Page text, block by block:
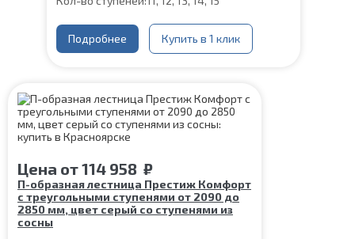
Глубина ступени:
300 мм
Материал каркаса:
Сталь
Материал ступеней:Сосна
Угол наклона:39°
Срок гарантии (на металлокаркас):
Подробнее Купить в 1 клик
Цена от114 958 ₽
П-образная лестница Престиж Комфорт
с треугольными ступенями от 2090 до
2850 мм, цвет серый со ступенями из
сосны